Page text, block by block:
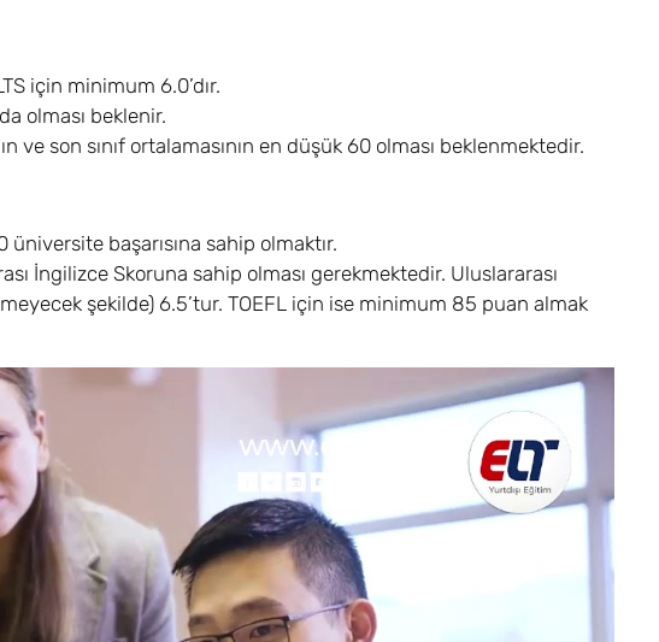
için minimum 6.0’dır.
olması beklenir.
son sınıf ortalamasının en düşük 60 olması beklenmektedir.
başarısına sahip olmaktır.
İngilizce Skoruna sahip olması gerekmektedir. Uluslararası
şekilde) 6.5’tur. TOEFL için ise minimum 85 puan almak